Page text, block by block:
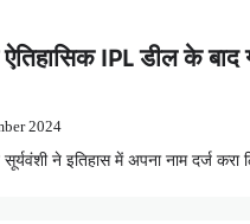
ऐतिहासिक IPL डील के
2024
ने इतिहास में अपना नाम दर्ज